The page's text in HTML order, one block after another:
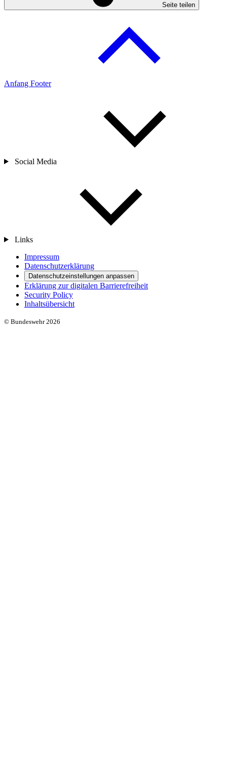
Seite teilen
Anfang Footer
Social Media
Links
Impressum
Datenschutzerklärung
Datenschutzeinstellungen anpassen
Erklärung zur digitalen Barrierefreiheit
Security Policy
Inhaltsübersicht
© Bundeswehr 2026